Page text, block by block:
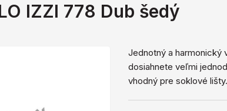
IZZI 778 Dub šedý
Jednotný a harmonický
dosiahnete veľmi
vhodný pre soklové lišty.